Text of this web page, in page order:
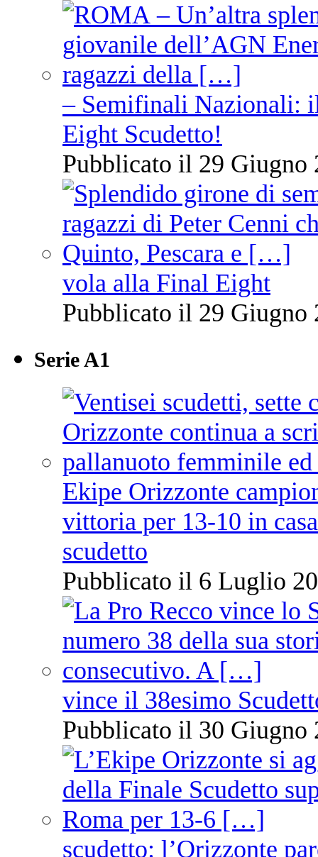
– Semifinali Nazionali:
Eight Scudetto!
Pubblicato il 29 Giugno
vola alla Final Eight
Pubblicato il 29 Giugno
Serie A1
Ekipe Orizzonte
vittoria per 13-10 in
scudetto
Pubblicato il 6 Luglio
vince il 38esimo
Pubblicato il 30 Giugno
scudetto: l’Orizzonte